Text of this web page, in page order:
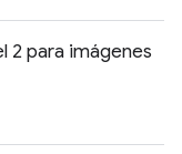
2 para imágenes